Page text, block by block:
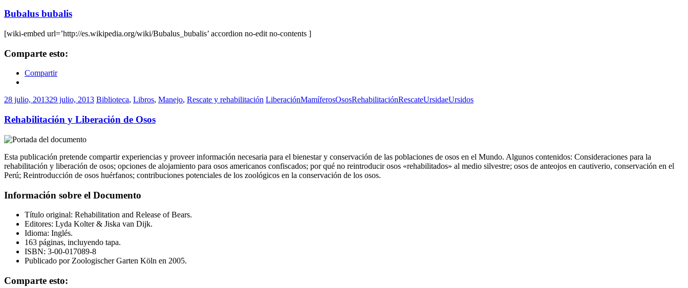
Bubalus bubalis
[wiki-embed url=’http://es.wikipedia.org/wiki/Bubalus_bubalis’ accordion no-edit no-contents ]
Comparte esto:
Compartir
28 julio, 201329 julio, 2013 Biblioteca, Libros, Manejo, Rescate y rehabilitación LiberaciónMamíferosOsosRehabilitaciónRescateUrsidaeUrsidos
Rehabilitación y Liberación de Osos
Esta publicación pretende compartir experiencias y proveer información necesaria para el bienestar y conservación de las poblaciones de osos en el Mundo. Algunos contenidos: Consideraciones para la
rehabilitación y liberación de osos; opciones de alojamiento para osos americanos confiscados; por qué no reintroducir osos «rehabilitados» al medio silvestre; osos de anteojos en cautiverio, conservación en el
Perú; Reintroducción de osos huérfanos; contribuciones potenciales de los zoológicos en la conservación de los osos.
Información sobre el Documento
Título original: Rehabilitation and Release of Bears.
Editores: Lyda Kolter & Jiska van Dijk.
Idioma: Inglés.
163 páginas, incluyendo tapa.
ISBN: 3-00-017089-8
Publicado por Zoologischer Garten Köln en 2005.
Comparte esto: